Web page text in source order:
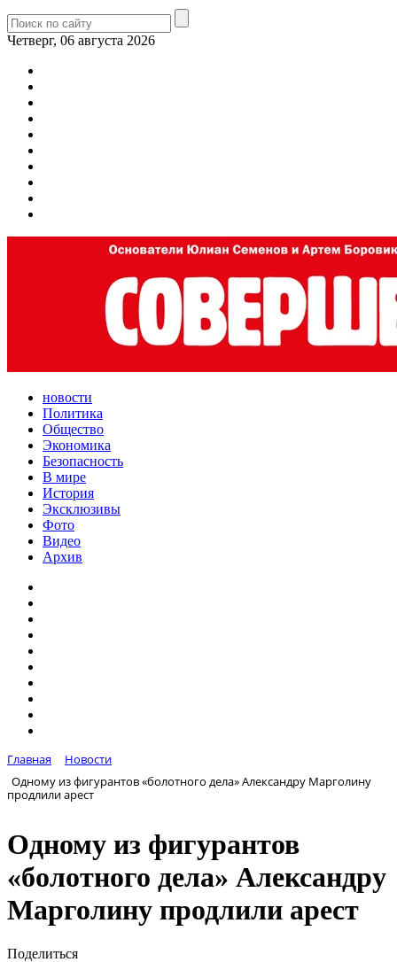
Четверг, 06 августа 2026
новости
Политика
Общество
Экономика
Безопасность
В мире
История
Эксклюзивы
Фото
Видео
Архив
Главная
Новости
Одному из фигурантов «болотного дела» Александру Марголину
продлили арест
Одному из фигурантов
«болотного дела» Александру
Марголину продлили арест
Поделиться